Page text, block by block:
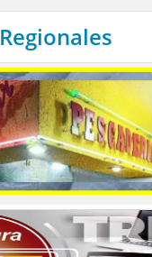
Regionales